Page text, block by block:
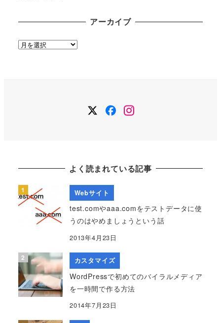
アーカイブ
ア
Twitter
Facebook
Instagram
よく読まれている記事
Webサイト
test.comやaaa.comをテストデータに使
うのはやめましょうという話
2013年4月23日
カスタマイズ
WordPressで初めてのバイラルメディア
を一時間で作る方法
2014年7月23日